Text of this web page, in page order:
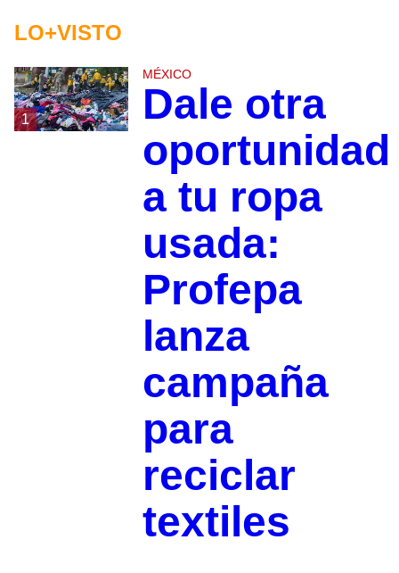
LO+VISTO
1
MÉXICO
Dale otra
oportunidad
a tu ropa
usada:
Profepa
lanza
campaña
para
reciclar
textiles